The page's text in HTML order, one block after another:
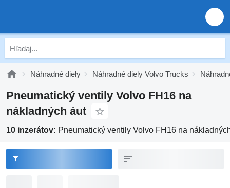
Náhradné diely Náhradné diely Volvo Trucks
Pneumatický ventily Volvo FH16 na
nákladných áut
10 inzerátov: Pneumatický ventily Volvo FH16 na